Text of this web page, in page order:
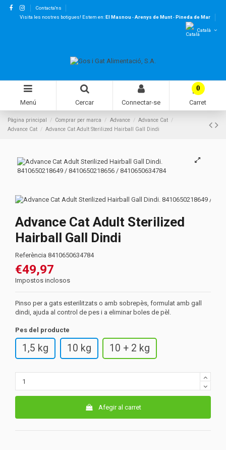
Contacta'ns
Visita les nostres botigues! Estem en:El Masnou-Arenys de Munt-Pineda de Mar
Català
Menú Cercar Connectar-se
0
Carret
Pàgina principal Comprar per marca Advance
Advance Cat
Advance Cat
Advance Cat Adult Sterilized Hairball Gall Dindi
Advance Cat Adult Sterilized
Hairball Gall Dindi
Referència 8410650634784
€49,97
Impostos inclosos
Pinso per a gats esterilitzats o amb sobrepès, formulat amb gall
dindi, ajuda al control de pes i a eliminar boles de pèl.
Pes del producte
1,5 kg 10 kg 10 + 2 kg
Afegir al carret